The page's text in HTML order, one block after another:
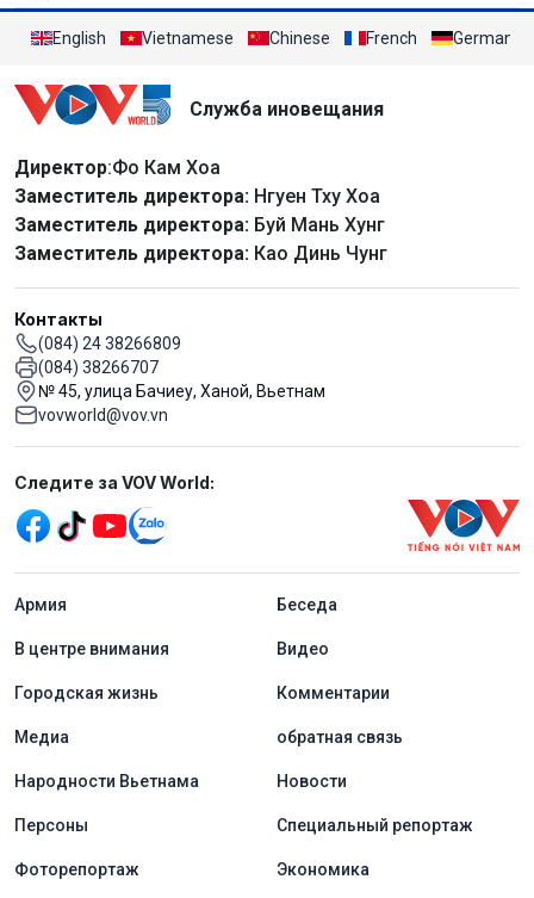
English Vietnamese Chinese French German
Служба иновещания
Директор:Фо Кам Хоа
Заместитель директора: Нгуен Тху Хоа
Заместитель директора: Буй Мань Хунг
Заместитель директора: Као Динь Чунг
Контакты
(084) 24 38266809
(084) 38266707
№ 45, улица Бачиеу, Ханой, Вьетнам
vovworld@vov.vn
Mạng xã hội
Следите за VOV World:
menu footer tiếng Nga
Aрмия Беседа
В центре внимания Видео
Городская жизнь Комментарии
Медиа обратная связь
Народности Вьетнама Новости
Персоны Специальный репортаж
Фоторепортаж Экономика